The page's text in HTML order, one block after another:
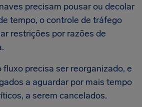
precisam pousar ou decolar
tempo, o controle de tráfego
restrições por razões de
precisa ser reorganizado, e
a aguardar por mais tempo
a serem cancelados.